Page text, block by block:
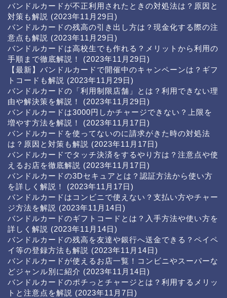
バンドルカードが不正利用されたときの対処法は？原因と
対策も解説 (2023年11月29日)
バンドルカードの残高の引き出し方は？現金化する際の注
意点も解説 (2023年11月29日)
バンドルカードは高校生でも作れる？メリットから利用の
手順まで徹底解説！
(2023年11月29日)
【最新】バンドルカードで開催中のキャンペーンは？ギフ
トコードも解説 (2023年11月29日)
バンドルカードの「利用制限店舗」とは？利用できない理
由や解決策を解説！
(2023年11月29日)
バンドルカードは3000円しかチャージできない？上限を
増やす方法を解説！
(2023年11月17日)
バンドルカードを使ってないのに請求がきた時の対処法
は？原因と対策も解説 (2023年11月17日)
バンドルカードでタッチ決済をするやり方は？注意点や使
えるお店を徹底解説 (2023年11月17日)
バンドルカードの3Dセキュアとは？認証方法から使い方
を詳しく解説！
(2023年11月17日)
バンドルカードはコンビニで使えない？支払い方やチャー
ジ方法を解説 (2023年11月14日)
バンドルカードのギフトコードとは？入手方法や使い方を
詳しく解説 (2023年11月14日)
バンドルカードの残高を友達や銀行へ送金できる？ペイペ
イ等の登録方法も解説 (2023年11月14日)
バンドルカードが使えるお店一覧！コンビニやスーパーな
どジャンル別に紹介 (2023年11月14日)
バンドルカードのポチっとチャージとは？利用するメリッ
トと注意点を解説 (2023年11月7日)